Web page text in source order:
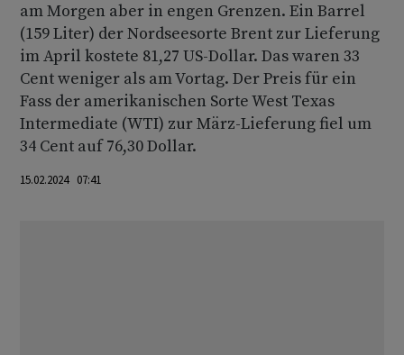
am Morgen aber in engen Grenzen. Ein Barrel
(159 Liter) der Nordseesorte Brent zur Lieferung
im April kostete 81,27 US-Dollar. Das waren 33
Cent weniger als am Vortag. Der Preis für ein
Fass der amerikanischen Sorte West Texas
Intermediate (WTI) zur März-Lieferung fiel um
34 Cent auf 76,30 Dollar.
15.02.2024 07:41